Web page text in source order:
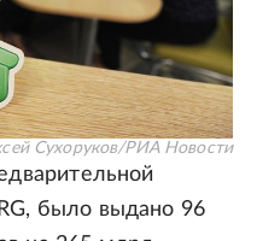
Сухоруков/РИА Новости
было выдано 96